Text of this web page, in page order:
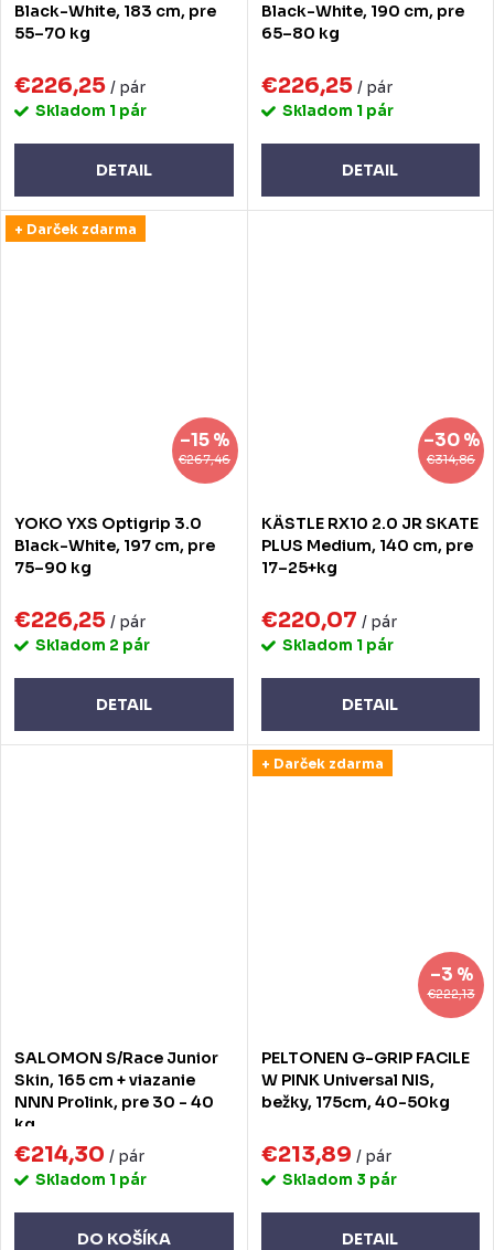
Black-White, 183 cm, pre
55–70 kg
€226,25 / pár
Skladom 1 pár
DETAIL
Black-White, 190 cm, pre
65–80 kg
€226,25 / pár
Skladom 1 pár
DETAIL
+ Darček zdarma
€267,46
–15 %
YOKO YXS Optigrip 3.0
Black-White, 197 cm, pre
75–90 kg
€226,25 / pár
Skladom 2 pár
DETAIL
€314,86
–30 %
KÄSTLE RX10 2.0 JR SKATE
PLUS Medium, 140 cm, pre
17–25+kg
€220,07 / pár
Skladom 1 pár
DETAIL
SALOMON S/Race Junior
Skin, 165 cm + viazanie
NNN Prolink, pre 30 - 40
kg
€214,30 / pár
Skladom 1 pár
DO KOŠÍKA
+ Darček zdarma
€222,13
–3 %
PELTONEN G-GRIP FACILE
W PINK Universal NIS,
bežky, 175cm, 40-50kg
€213,89 / pár
Skladom 3 pár
DETAIL